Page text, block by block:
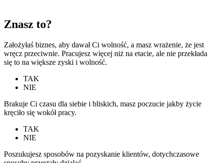
Znasz to?
Założyłaś biznes, aby dawał Ci wolność, a masz wrażenie, że jest
wręcz przeciwnie. Pracujesz więcej niż na etacie, ale nie przekłada
się to na większe zyski i wolność.
TAK
NIE
Brakuje Ci czasu dla siebie i bliskich, masz poczucie jakby życie
kręciło się wokół pracy.
TAK
NIE
Poszukujesz sposobów na pozyskanie klientów, dotychczasowe